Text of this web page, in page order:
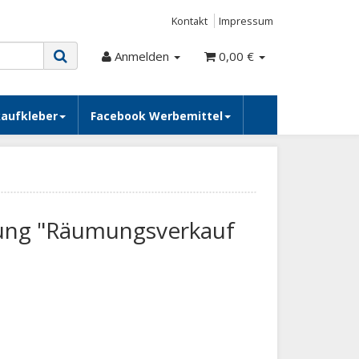
Kontakt Impressum
Anmelden 0,00 €
Facebook Werbemittel
"Räumungsverkauf